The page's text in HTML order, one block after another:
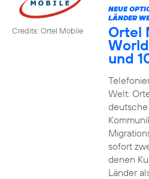
Credits: Ortel Mobile
NEUE
LÄNDER
Ortel
und
Welt:
sofort
denen
Länder